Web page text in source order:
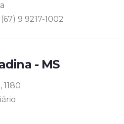
9 9217-1002
- MS